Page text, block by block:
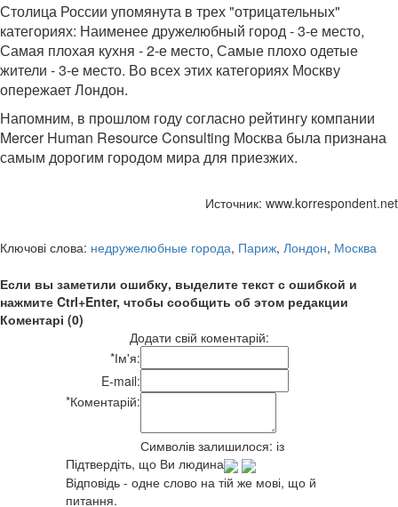
Столица России упомянута в трех "отрицательных"
категориях: Наименее дружелюбный город - 3-е место,
Самая плохая кухня - 2-е место, Самые плохо одетые
жители - 3-е место. Во всех этих категориях Москву
опережает Лондон.
Напомним, в прошлом году согласно рейтингу компании
Mercer Human Resource Consulting Москва была признана
самым дорогим городом мира для приезжих.
Источник: www.korrespondent.net
Ключові слова: недружелюбные города, Париж, Лондон, Москва
Если вы заметили ошибку, выделите текст с ошибкой и
нажмите Ctrl+Enter, чтобы сообщить об этом редакции
Коментарі (0)
Додати свій коментарій:
*Ім'я:
E-mail:
*Коментарій:
Символів залишилося: із
Підтвердіть, що Ви людина
Відповідь - одне слово на тій же мові, що й
питання.